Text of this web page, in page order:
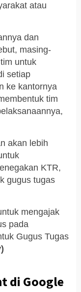
atau
dan
masing-
untuk
setiap
ke kantornya
tim
akan lebih
KTR,
gugus tugas
mengajak
pada
Gugus Tugas
di Google